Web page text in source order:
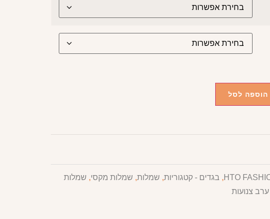
הוספה לסל
HTO
, בגדים - קטגוריות, שמלות, שמלות מקסי, שמלות
צנועות